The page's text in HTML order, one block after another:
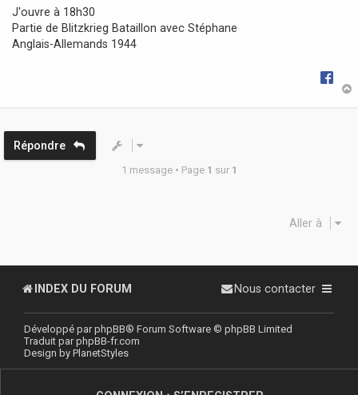
s
a
g
J'ouvre à 18h30
Partie de Blitzkrieg Bataillon avec Stéphane
Anglais-Allemands 1944
Répondre
1 message • Page 1 sur 1
Aller à
INDEX DU FORUM Nous contacter
Développé parphpBB® Forum Software © phpBB Limited
Traduit parphpBB-fr.com
Design by PlanetStyles